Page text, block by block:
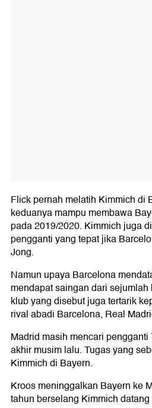
Flick pernah melatih Kimmich di
keduanya mampu membawa
pada 2019/2020. Kimmich juga
pengganti yang tepat jika
Jong.
Namun upaya Barcelona
mendapat saingan dari
klub yang disebut juga tertarik
rival abadi Barcelona, Real
Madrid masih mencari
akhir musim lalu. Tugas yang
Kimmich di Bayern.
Kroos meninggalkan Bayern ke
tahun berselang Kimmich